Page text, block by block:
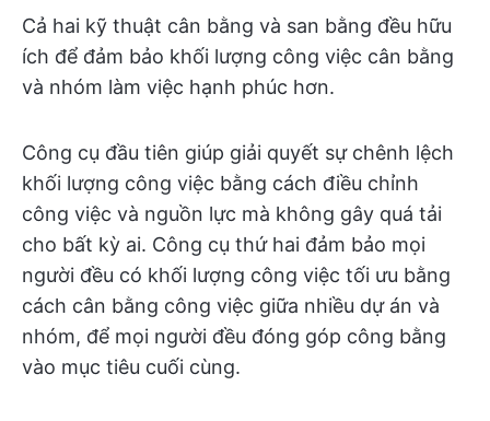
Cả hai kỹ thuật cân bằng và san bằng đều hữu
ích để đảm bảo khối lượng công việc cân bằng
và nhóm làm việc hạnh phúc hơn.
Công cụ đầu tiên giúp giải quyết sự chênh lệch
khối lượng công việc bằng cách điều chỉnh
công việc và nguồn lực mà không gây quá tải
cho bất kỳ ai. Công cụ thứ hai đảm bảo mọi
người đều có khối lượng công việc tối ưu bằng
cách cân bằng công việc giữa nhiều dự án và
nhóm, để mọi người đều đóng góp công bằng
vào mục tiêu cuối cùng.